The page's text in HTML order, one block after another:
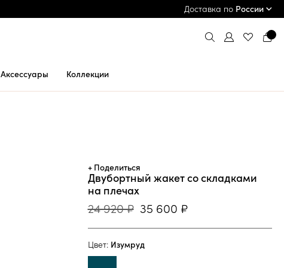
ПРИМЕРКА И ОПЛАТА ПРИ ПОЛУЧЕНИИ*
Доставка по России
Аксессуары Коллекции
+ Поделиться
Двубортный жакет со складками
на плечах
24 920 ₽ 35 600 ₽
Цвет: Изумруд